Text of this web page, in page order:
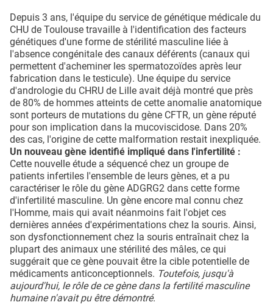
Depuis 3 ans, l'équipe du service de génétique médicale du
CHU de Toulouse travaille à l'identification des facteurs
génétiques d'une forme de stérilité masculine liée à
l'absence congénitale des canaux déférents (canaux qui
permettent d'acheminer les spermatozoïdes après leur
fabrication dans le testicule). Une équipe du service
d'andrologie du CHRU de Lille avait déjà montré que près
de 80% de hommes atteints de cette anomalie anatomique
sont porteurs de mutations du gène CFTR, un gène réputé
pour son implication dans la mucoviscidose. Dans 20%
des cas, l'origine de cette malformation restait inexpliquée.
Un nouveau gène identifié impliqué dans l'infertilité :
Cette nouvelle étude a séquencé chez un groupe de
patients infertiles l'ensemble de leurs gènes, et a pu
caractériser le rôle du gène ADGRG2 dans cette forme
d'infertilité masculine. Un gène encore mal connu chez
l'Homme, mais qui avait néanmoins fait l'objet ces
dernières années d'expérimentations chez la souris. Ainsi,
son dysfonctionnement chez la souris entraînait chez la
plupart des animaux une stérilité des mâles, ce qui
suggérait que ce gène pouvait être la cible potentielle de
médicaments anticonceptionnels. Toutefois, jusqu'à
aujourd'hui, le rôle de ce gène dans la fertilité masculine
humaine n'avait pu être démontré.